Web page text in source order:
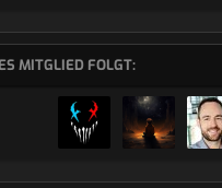
MITGLIED FOLGT: